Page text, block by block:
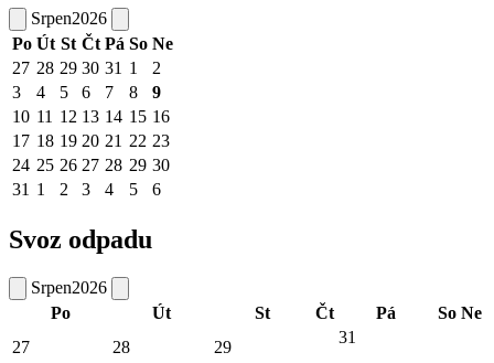
Srpen2026
Po Út St Čt Pá So Ne
27 28 29 30 31 1
2
3
4 5 6 7 8
9
10 11 12 13 14 15 16
17 18 19 20 21 22 23
24 25 26 27 28 29 30
31 1 2 3 4 5 6
Svoz odpadu
Srpen2026
Po
Út St Čt Pá So Ne
27
28
29
31